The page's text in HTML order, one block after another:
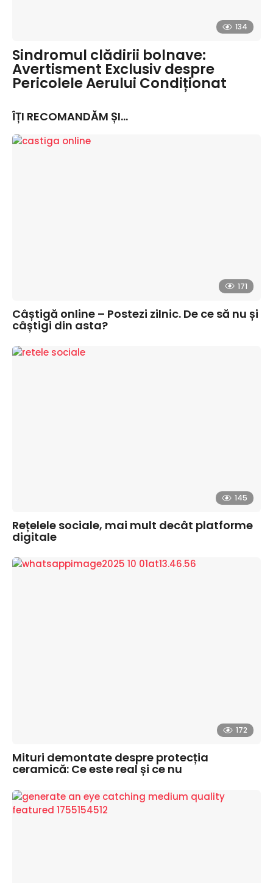
134
Sindromul clădirii bolnave:
Avertisment Exclusiv despre
Pericolele Aerului Condiționat
ÎȚI RECOMANDĂM ȘI...
171
Câștigă online – Postezi zilnic. De ce să nu și
câștigi din asta?
145
Rețelele sociale, mai mult decât platforme
digitale
172
Mituri demontate despre protecția
ceramică: Ce este real și ce nu